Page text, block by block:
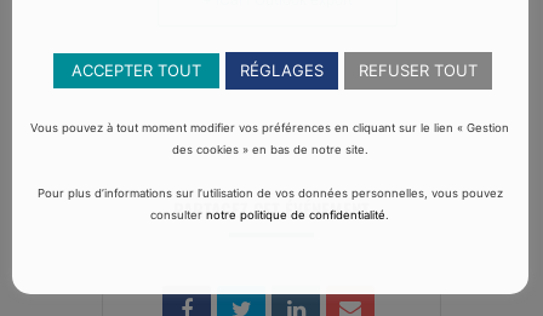
PARTAGEZ CET ÉVÉNEMENT
ACCEPTER TOUT RÉGLAGES REFUSER TOUT
Vous pouvez à tout moment modifier vos préférences en cliquant sur le lien « Gestion
des cookies » en bas de notre site.
Pour plus d’informations sur l’utilisation de vos données personnelles, vous pouvez
consulternotre politique de confidentialité